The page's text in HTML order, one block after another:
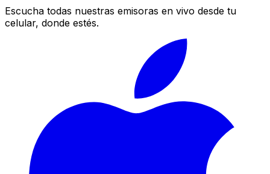
Escucha todas nuestras emisoras en vivo desde tu
celular, donde estés.